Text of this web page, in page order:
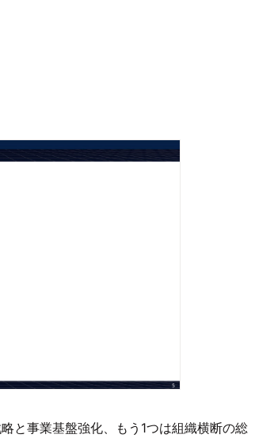
と事業基盤強化、もう1つは組織横断の総